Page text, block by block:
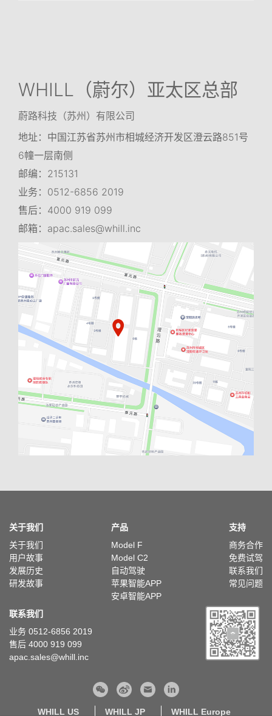
WHILL（蔚尔）亚太区总部
蔚路科技（苏州）有限公司
地址：中国江苏省苏州市相城经济开发区澄云路851号
6幢一层南侧
邮编：215131
业务：0512-6856 2019
售后：4000 919 099
邮箱： apac.sales@whill.inc
关于我们
关于我们
用户故事
发展历史
研发故事
产品
Model F
Model C2
自动驾驶
苹果智能APP
安卓智能APP
支持
商务合作
免费试驾
联系我们
常见问题
联系我们
业务 0512-6856 2019
售后 4000 919 099
apac.sales@whill.inc
WHILL US WHILL JP WHILL Europe